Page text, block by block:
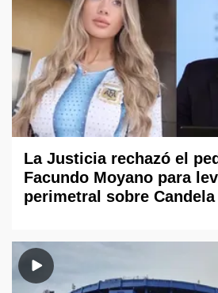
La Justicia rechazó el
Facundo Moyano para
perimetral sobre